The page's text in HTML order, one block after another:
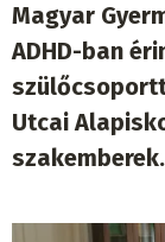
Magyar
ADHD-ban
Utcai
szakemberek.